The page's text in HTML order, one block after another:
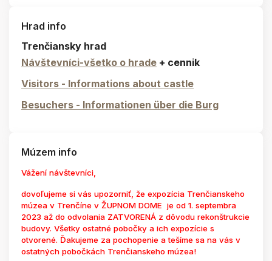
Hrad info
Trenčiansky hrad
Návštevníci-všetko o hrade + cennik
Visitors - Informations about castle
Besuchers - Informationen über die Burg
Múzem info
Vážení návštevníci,
dovoľujeme si vás upozorniť, že expozícia Trenčianskeho
múzea v Trenčíne v ŽUPNOM DOME je od 1. septembra
2023 až do odvolania ZATVORENÁ z dôvodu rekonštrukcie
budovy. Všetky ostatné pobočky a ich expozície s
otvorené. Ďakujeme za pochopenie a tešíme sa na vás v
ostatných pobočkách Trenčianskeho múzea!